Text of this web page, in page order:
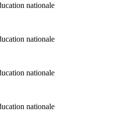
nationale
nationale
nationale
nationale